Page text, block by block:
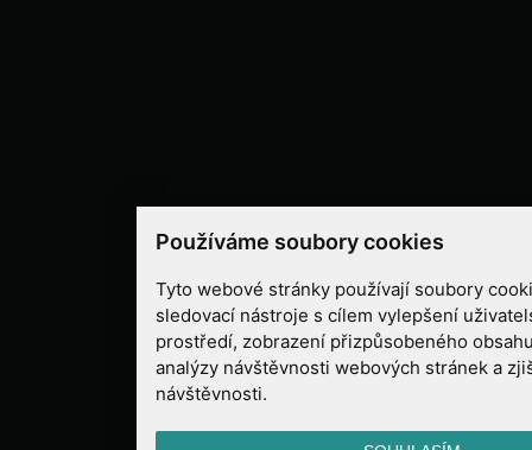
Používáme soubory cookies
Tyto webové stránky používají soubory
sledovací nástroje s cílem vylepšení
prostředí, zobrazení přizpůsobeného
analýzy návštěvnosti webových stránek a
návštěvnosti.